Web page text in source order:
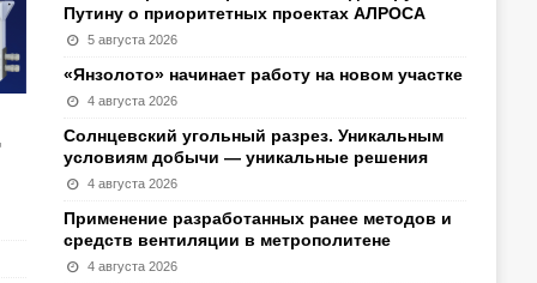
Путину о приоритетных проектах АЛРОСА
5 августа 2026
«Янзолото» начинает работу на новом участке
4 августа 2026
Солнцевский угольный разрез. Уникальным
условиям добычи — уникальные решения
4 августа 2026
Применение разработанных ранее методов и
средств вентиляции в метрополитене
4 августа 2026